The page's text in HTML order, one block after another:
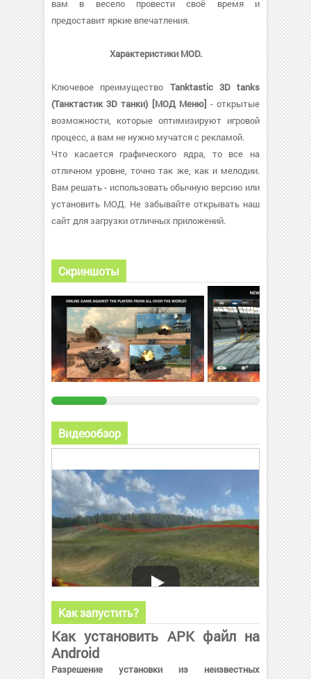
вам в весело провести своё время и
предоставит яркие впечатления.
Характеристики MOD.
Ключевое преимущество Tanktastic 3D tanks
(Танктастик 3D танки) [МОД Меню] - открытые
возможности, которые оптимизируют игровой
процесс, а вам не нужно мучатся с рекламой.
Что касается графического ядра, то все на
отличном уровне, точно так же, как и мелодии.
Вам решать - использовать обычную версию или
установить МОД. Не забывайте открывать наш
сайт для загрузки отличных приложений.
Скриншоты
Видеообзор
Как запустить?
Как установить APK файл на
Android
Разрешение установки из неизвестных